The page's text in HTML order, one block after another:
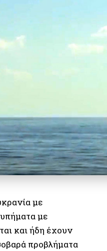
με
με
και ήδη έχουν
προβλήματα